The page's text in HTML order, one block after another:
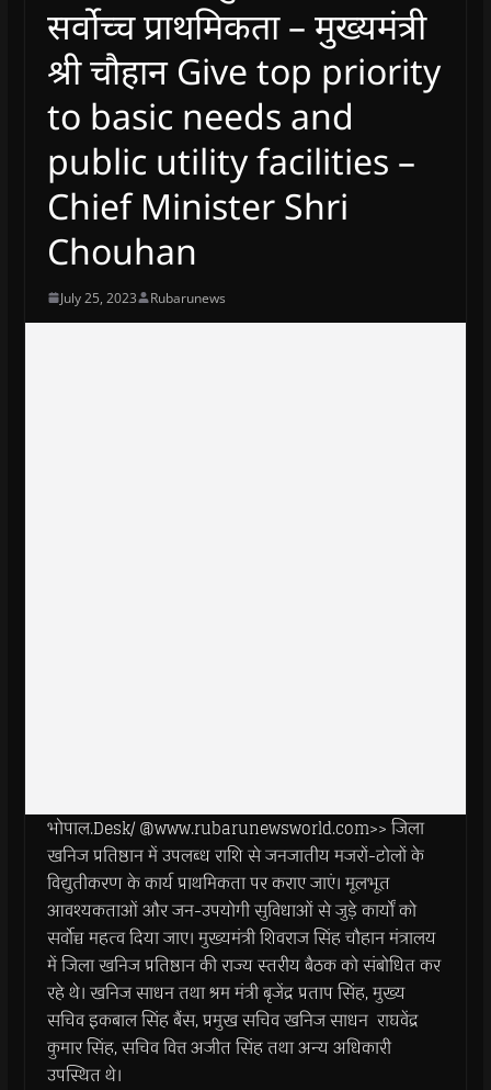
सर्वोच्च प्राथमिकता – मुख्यमंत्री
श्री चौहान Give top priority
to basic needs and
public utility facilities –
Chief Minister Shri
Chouhan
July 25, 2023 Rubarunews
भोपाल.Desk/ @www.rubarunewsworld.com>> जिला
खनिज प्रतिष्ठान में उपलब्ध राशि से जनजातीय मजरों-टोलों के
विद्युतीकरण के कार्य प्राथमिकता पर कराए जाएं। मूलभूत
आवश्यकताओं और जन-उपयोगी सुविधाओं से जुड़े कार्यों को
सर्वोच्च महत्व दिया जाए। मुख्यमंत्री शिवराज सिंह चौहान मंत्रालय
में जिला खनिज प्रतिष्ठान की राज्य स्तरीय बैठक को संबोधित कर
रहे थे। खनिज साधन तथा श्रम मंत्री बृजेंद्र प्रताप सिंह, मुख्य
सचिव इकबाल सिंह बैंस, प्रमुख सचिव खनिज साधन राघवेंद्र
कुमार सिंह, सचिव वित्त अजीत सिंह तथा अन्य अधिकारी
उपस्थित थे।